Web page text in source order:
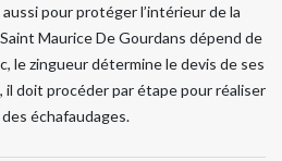
pour protéger l’intérieur de la
Maurice De Gourdans dépend de
le zingueur détermine le devis de ses
il doit procéder par étape pour réaliser
échafaudages.